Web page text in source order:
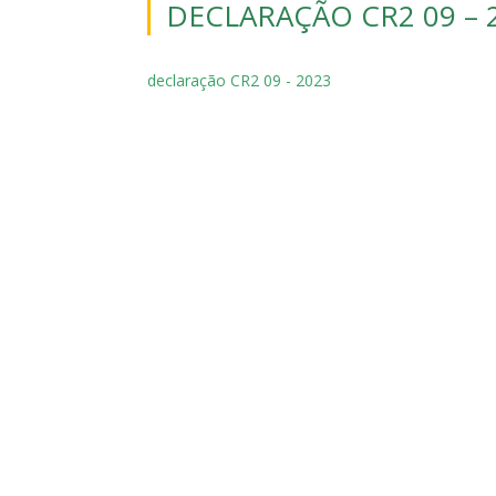
DECLARAÇÃO CR2 09 –
declaração CR2 09 - 2023